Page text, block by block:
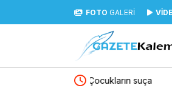
FOTO GALERİ
Filistinli öğrencilere